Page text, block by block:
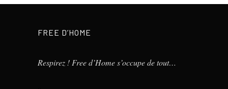
FREE D’HOME
Respirez ! Free d’Home s’occupe de tout…